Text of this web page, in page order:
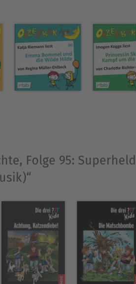
Volker Surmann,
Folge 95: Superheld